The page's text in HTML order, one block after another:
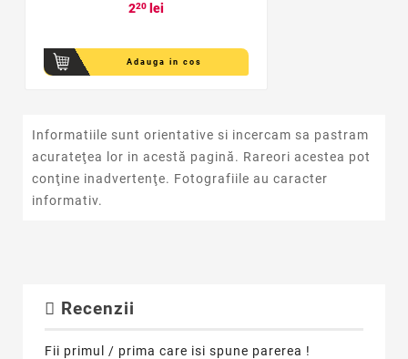
220lei
Adauga in cos
Informatiile sunt orientative si incercam sa pastram
acurateţea lor in acestă pagină. Rareori acestea pot
conţine inadvertenţe. Fotografiile au caracter
informativ.
Recenzii
Fii primul / prima care isi spune parerea !